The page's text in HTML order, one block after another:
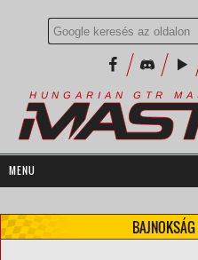
H U N G A R I A N G T R M A